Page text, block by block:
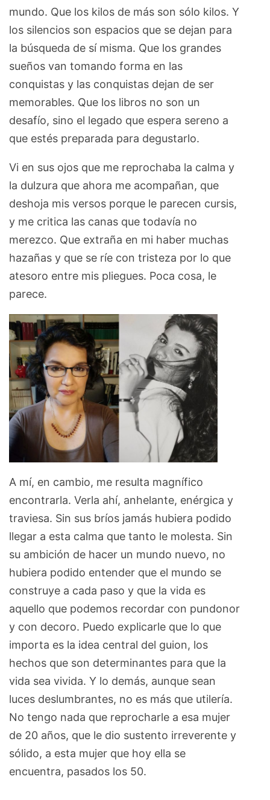
mundo. Que los kilos de más son sólo kilos. Y
los silencios son espacios que se dejan para
la búsqueda de sí misma. Que los grandes
sueños van tomando forma en las
conquistas y las conquistas dejan de ser
memorables. Que los libros no son un
desafío, sino el legado que espera sereno a
que estés preparada para degustarlo.
Vi en sus ojos que me reprochaba la calma y
la dulzura que ahora me acompañan, que
deshoja mis versos porque le parecen cursis,
y me critica las canas que todavía no
merezco. Que extraña en mi haber muchas
hazañas y que se ríe con tristeza por lo que
atesoro entre mis pliegues. Poca cosa, le
parece.
A mí, en cambio, me resulta magnífico
encontrarla. Verla ahí, anhelante, enérgica y
traviesa. Sin sus bríos jamás hubiera podido
llegar a esta calma que tanto le molesta. Sin
su ambición de hacer un mundo nuevo, no
hubiera podido entender que el mundo se
construye a cada paso y que la vida es
aquello que podemos recordar con pundonor
y con decoro. Puedo explicarle que lo que
importa es la idea central del guion, los
hechos que son determinantes para que la
vida sea vivida. Y lo demás, aunque sean
luces deslumbrantes, no es más que utilería.
No tengo nada que reprocharle a esa mujer
de 20 años, que le dio sustento irreverente y
sólido, a esta mujer que hoy ella se
encuentra, pasados los 50.